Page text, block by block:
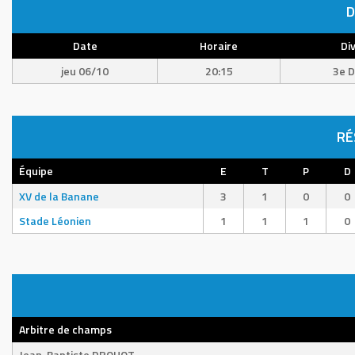
Date Horaire
jeu 06/10
20:15 3e
Équipe E T P D
XV de la Banane
3 1 0 0
Stade Léonien
1 1 1 0
Arbitre de champs